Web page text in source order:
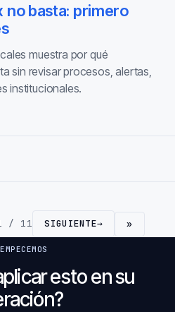
no basta: primero
muestra por qué
sin revisar procesos, alertas,
institucionales.
/ 11 SIGUIENTE→ »
EMPECEMOS
esto en su